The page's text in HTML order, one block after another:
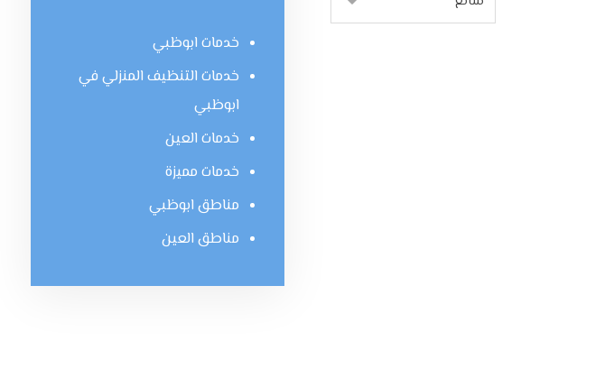
خدمات ابوظبي
خدمات التنظيف المنزلي في
ابوظبي
خدمات العين
خدمات مميزة
مناطق ابوظبي
مناطق العين